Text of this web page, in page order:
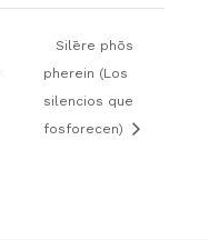
Silēre phōs
pherein (Los
silencios que
fosforecen)